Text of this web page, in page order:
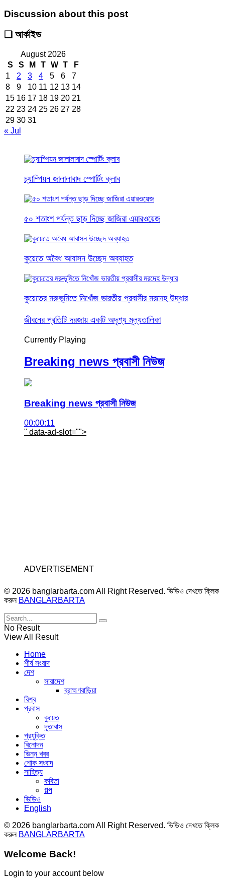
Discussion about this post
❑ আর্কাইভ
August 2026
S
S M T W T
F
1
2 3 4 5 6
7
8
9 10 11 12 13 14
15 16 17 18 19 20 21
22 23 24 25 26 27 28
29 30 31
« Jul
চ্যাম্পিয়ন জালালাবাদ স্পোর্টিং ক্লাব
৫০ শতাংশ পর্যন্ত ছাড় দিচ্ছে জাজিরা এয়ারওয়েজ
কুয়েতে অবৈধ আবাসন উচ্ছেদ অব্যাহত
কুয়েতের মরুভূমিতে নিখোঁজ ভারতীয় প্রবাসীর মরদেহ উদ্ধার
জীবনের প্রতিটি দরজায় একটি অদৃশ্য মূল্যতালিকা
Currently Playing
Breaking news প্রবাসী নিউজ
Breaking news প্রবাসী নিউজ
00:00:11
" data-ad-slot="">
ADVERTISEMENT
© 2026 banglarbarta.com All Right Reserved. ভিডিও দেখতে ক্লিক
করুন BANGLARBARTA
No Result
View All Result
Home
শীর্ষ সংবাদ
দেশ
সারাদেশ
ব্রাহ্মণবাড়িয়া
বিশ্ব
প্রবাস
কুয়েত
দূতাবাস
প্রযুক্তি
বিনোদন
ভিন্ন খবর
শোক সংবাদ
সাহিত্য
কবিতা
গল্প
ভিডিও
English
© 2026 banglarbarta.com All Right Reserved. ভিডিও দেখতে ক্লিক
করুন BANGLARBARTA
Welcome Back!
Login to your account below